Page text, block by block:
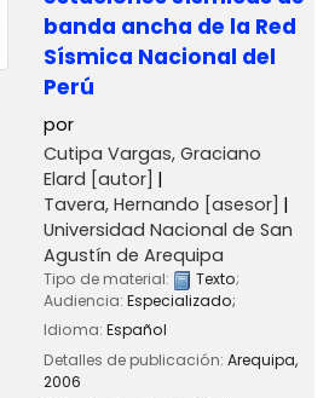
banda ancha de la Red
Sísmica Nacional del
Perú
por
Cutipa Vargas, Graciano
Elard [autor]
Tavera, Hernando [asesor]
Universidad Nacional de San
Agustín de Arequipa
Tipo de material: Texto;
Audiencia: Especializado;
Idioma: Español
Detalles de publicación: Arequipa,
2006